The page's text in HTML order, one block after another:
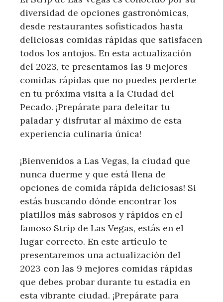
diversidad de opciones gastronómicas,
desde restaurantes sofisticados hasta
deliciosas comidas rápidas que satisfacen
todos los antojos. En esta actualización
del 2023, te presentamos las 9 mejores
comidas rápidas que no puedes perderte
en tu próxima visita a la Ciudad del
Pecado. ¡Prepárate para deleitar tu
paladar y disfrutar al máximo de esta
experiencia culinaria única!
¡Bienvenidos a Las Vegas, la ciudad que
nunca duerme y que está llena de
opciones de comida rápida deliciosas! Si
estás buscando dónde encontrar los
platillos más sabrosos y rápidos en el
famoso Strip de Las Vegas, estás en el
lugar correcto. En este artículo te
presentaremos una actualización del
2023 con las 9 mejores comidas rápidas
que debes probar durante tu estadía en
esta vibrante ciudad. ¡Prepárate para